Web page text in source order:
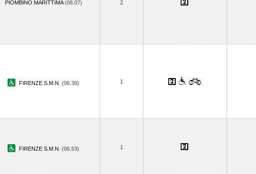
PIOMBINO MARITTIMA(08.07) 2
FIRENZE S.M.N. (06.39) 1
FIRENZE S.M.N. (06.53) 1